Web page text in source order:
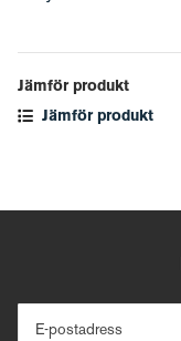
Jämför produkt
Jämför produkt
E-postadress